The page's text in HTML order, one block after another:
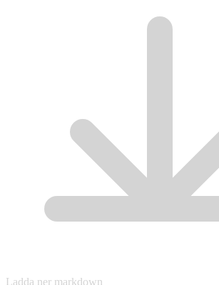
Ladda ner markdown